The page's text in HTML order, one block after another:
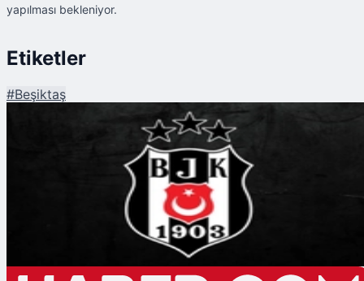
yapılması bekleniyor.
Etiketler
#Beşiktaş
Beşiktaş'ta Divan Kurulu Toplantısı Yarın Yapılacak